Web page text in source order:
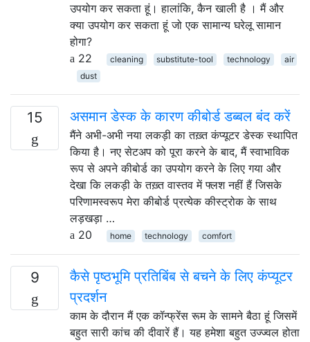
उपयोग कर सकता हूं। हालांकि, कैन खाली है । मैं और
क्या उपयोग कर सकता हूं जो एक सामान्य घरेलू सामान
होगा?
22
cleaning substitute-tool technology
air
dust
15 असमान डेस्क के कारण कीबोर्ड डब्बल बंद करें
मैंने अभी-अभी नया लकड़ी का तख़्त कंप्यूटर डेस्क स्थापित
किया है। नए सेटअप को पूरा करने के बाद, मैं स्वाभाविक
रूप से अपने कीबोर्ड का उपयोग करने के लिए गया और
देखा कि लकड़ी के तख़्त वास्तव में फ्लश नहीं हैं जिसके
परिणामस्वरूप मेरा कीबोर्ड प्रत्येक कीस्ट्रोक के साथ
लड़खड़ा …
20
home technology comfort
9
कैसे पृष्ठभूमि प्रतिबिंब से बचने के लिए कंप्यूटर
प्रदर्शन
काम के दौरान मैं एक कॉन्फ्रेंस रूम के सामने बैठा हूं जिसमें
बहुत सारी कांच की दीवारें हैं। यह हमेशा बहुत उज्ज्वल होता